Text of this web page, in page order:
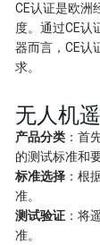
CE认证是欧洲
度。通过CE认
器而言，CE认
求。
无人机
产品分类 ：首
的测试标准和
标准选择 ：根
准。
测试验证 ：将
准。